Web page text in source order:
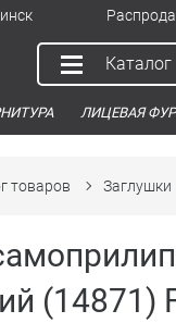
Каталог
ЛИЦЕВАЯ
товаров Заглушки
(14871)